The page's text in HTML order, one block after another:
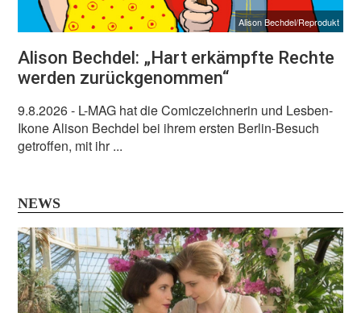
Alison Bechdel/Reprodukt
Alison Bechdel: „Hart erkämpfte Rechte
werden zurückgenommen“
9.8.2026- L-MAG hat die Comiczeichnerin und Lesben-
Ikone Alison Bechdel bei ihrem ersten Berlin-Besuch
getroffen, mit ihr ...
NEWS